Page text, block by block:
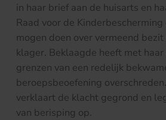
in haar brief aan de huisarts en
Raad voor de
mogen doen over vermeend
klager. Beklaagde heeft met
grenzen van een redelijk
beroepsbeoefening
verklaart de klacht gegrond en
van berisping op.